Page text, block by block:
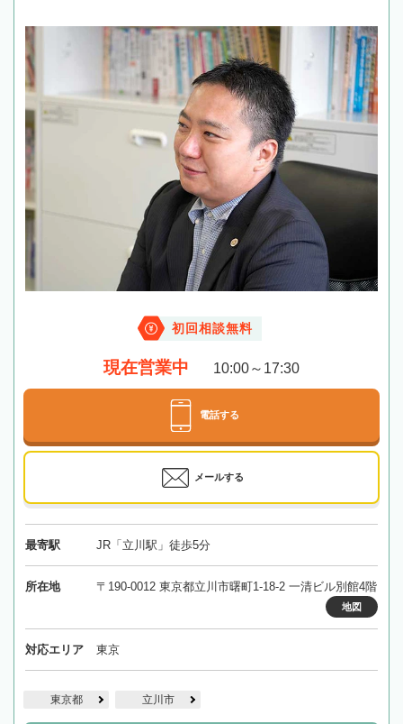
初回相談無料
現在営業中 10:00～17:30
電話する
メールする
最寄駅 JR「立川駅」徒歩5分
所在地 〒190-0012 東京都立川市曙町1-18-2 一清ビル別館4階
地図
対応エリア 東京
東京都 立川市